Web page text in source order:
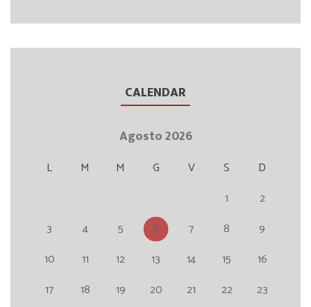
CALENDAR
Agosto 2026
L M M G V S
D
1
2
3
4 5 6 7 8
9
10
11 12 13 14 15
16
17
18 19 20 21 22
23